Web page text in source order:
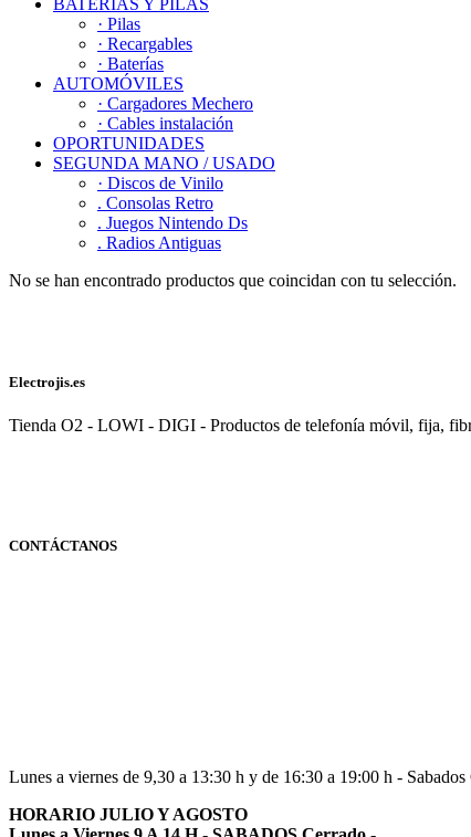
· Pilas
· Recargables
· Baterías
AUTOMÓVILES
· Cargadores Mechero
· Cables instalación
OPORTUNIDADES
SEGUNDA MANO / USADO
· Discos de Vinilo
. Consolas Retro
. Juegos Nintendo Ds
. Radios Antiguas
No se han encontrado productos que coincidan con tu selección.
Electrojis.es
Tienda O2 - LOWI - DIGI - Productos de telefonía móvil, fija,
CONTÁCTANOS
Lunes a viernes de 9,30 a 13:30 h y de 16:30 a 19:00 h -
HORARIO JULIO Y AGOSTO